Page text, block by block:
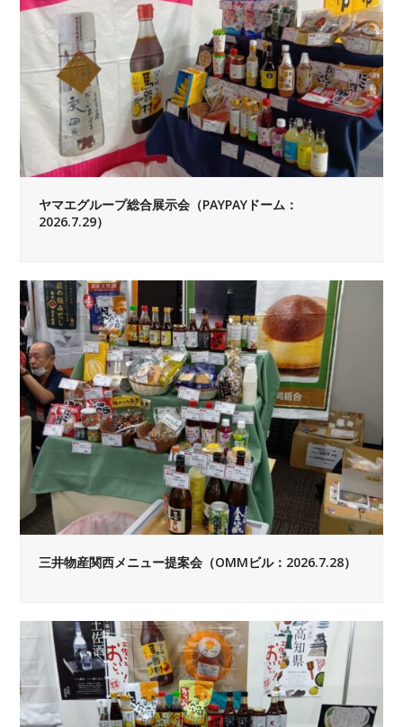
ヤマエグループ総合展示会（PAYPAYドーム：
2026.7.29）
三井物産関西メニュー提案会（OMMビル：2026.7.28）